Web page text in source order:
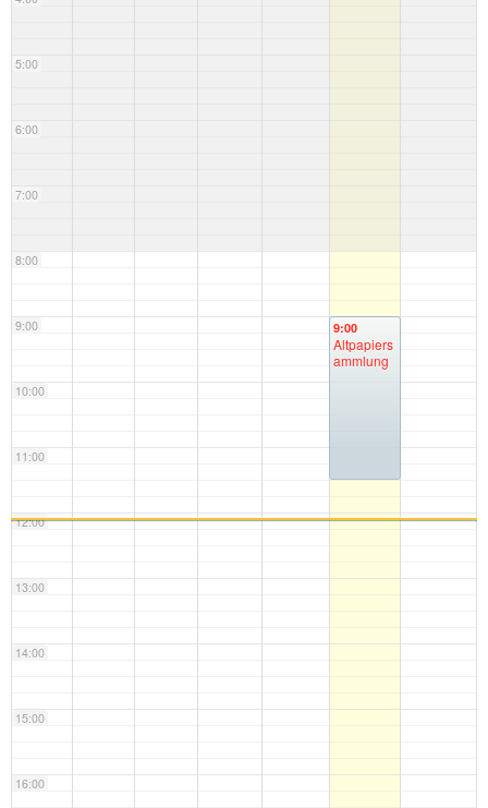
5:00
6:00
7:00
8:00
9:00
10:00
11:00
12:00
13:00
14:00
15:00
16:00
9:00
Altpapiers
ammlung